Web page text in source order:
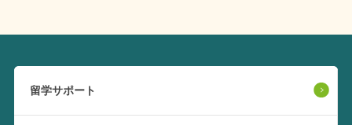
留学サポート